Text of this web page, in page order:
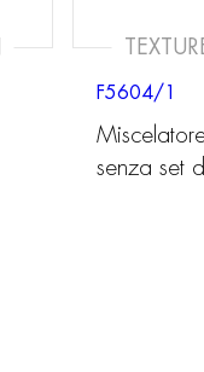
F5604/1
senza set